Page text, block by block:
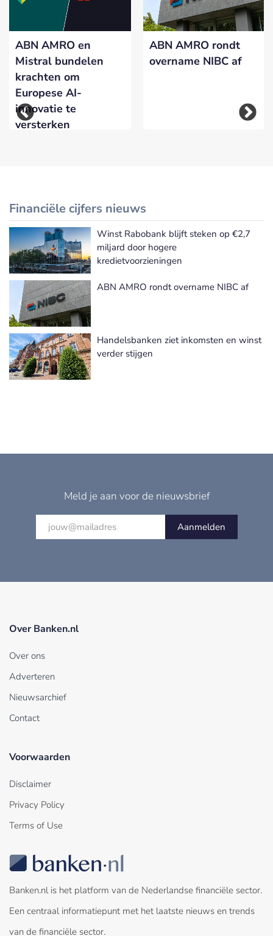
ABN AMRO en
Mistral bundelen
krachten om
Europese AI-
innovatie te
versterken
ABN AMRO rondt
overname NIBC af
Financiële cijfers nieuws
Meer Financiële cijfers nieuws
Winst Rabobank blijft steken op €2,7
miljard door hogere
kredietvoorzieningen
ABN AMRO rondt overname NIBC af
Handelsbanken ziet inkomsten en winst
verder stijgen
Meld je aan voor de nieuwsbrief
Aanmelden
Over Banken.nl
Over ons
Adverteren
Nieuwsarchief
Contact
Voorwaarden
Disclaimer
Privacy Policy
Terms of Use
Banken.nl is het platform van de Nederlandse financiële sector.
Een centraal informatiepunt met het laatste nieuws en trends
van de financiële sector.